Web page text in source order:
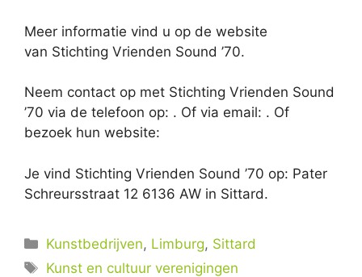
Meer informatie vind u op de website
van Stichting Vrienden Sound ’70.
Neem contact op met Stichting Vrienden Sound
’70 via de telefoon op: . Of via email: . Of
bezoek hun website:
Je vind Stichting Vrienden Sound ’70 op: Pater
Schreursstraat 12 6136 AW in Sittard.
Categorieën
Kunstbedrijven, Limburg, Sittard
Tags
Kunst en cultuur verenigingen